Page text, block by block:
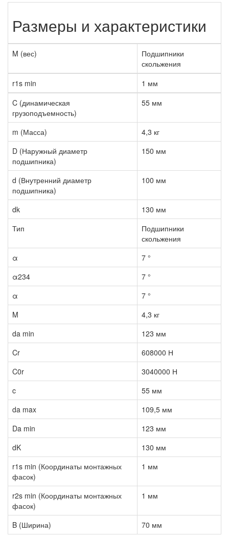
Размеры и характеристики
M (вес)
Подшипники
скольжения
r1s min
1 мм
C (динамическая
грузоподъемность)
55 мм
m (Масса)
4,3 кг
D (Наружный диаметр
подшипника)
150 мм
d (Внутренний диаметр
подшипника)
100 мм
dk
130 мм
Тип
Подшипники
скольжения
α
7 °
α234
7 °
α
7 °
M
4,3 кг
da min
123 мм
Cr
608000 Н
C0r
3040000 Н
c
55 мм
da max
109,5 мм
Da min
123 мм
dK
130 мм
r1s min (Координаты монтажных
фасок)
1 мм
r2s min (Координаты монтажных
фасок)
1 мм
B (Ширина) 70 мм